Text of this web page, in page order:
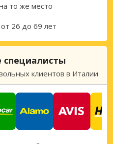
то же место
26 до 69 лет
специалисты
клиентов в Италии